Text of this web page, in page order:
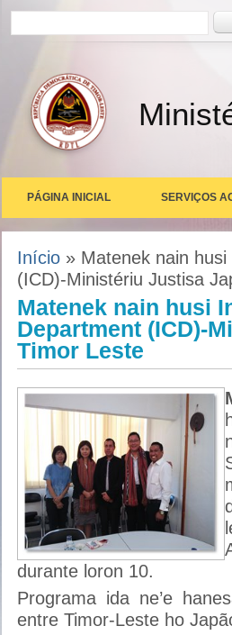
Formulário de busca
PÁGINA INICIAL SERVIÇOS
Você está aqui
Início » Matenek nain
(ICD)-Ministériu Justisa
Matenek nain husi
Department (ICD)-
Timor Leste
durante loron 10.
Programa ida ne’e
entre Timor-Leste ho